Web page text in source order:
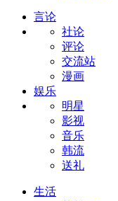
言论
社论
评论
交流站
漫画
娱乐
明星
影视
音乐
韩流
送礼
生活